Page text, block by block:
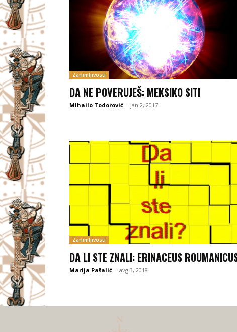
Zanimljivosti
DA NE POVERUJEŠ: MEKSIKO SITI
Mihailo Todorović - jan 2, 2017
Zanimljivosti
DA LI STE ZNALI: ERINACEUS
Marija Pašalić - avg 3, 2018